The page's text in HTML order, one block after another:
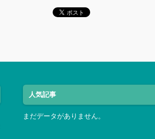
人気記事
まだデータがありません。